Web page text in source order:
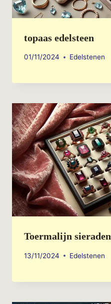
topaas edelsteen
01/11/2024 Edelstenen
Toermalijn sieraden
13/11/2024 Edelstenen